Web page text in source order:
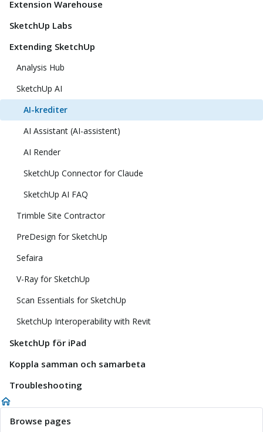
Extension Warehouse
SketchUp Labs
Extending SketchUp
Analysis Hub
SketchUp AI
AI-krediter
AI Assistant (AI-assistent)
AI Render
SketchUp Connector for Claude
SketchUp AI FAQ
Trimble Site Contractor
PreDesign for SketchUp
Sefaira
V-Ray för SketchUp
Scan Essentials for SketchUp
SketchUp Interoperability with Revit
SketchUp för iPad
Koppla samman och samarbeta
Troubleshooting
Browse pages